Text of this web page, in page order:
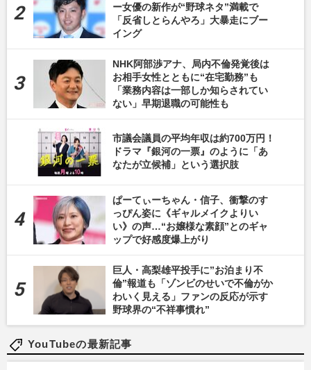
ー女優の新作が“野球ネタ”満載で
「反省しとらんやろ」大暴走にブー
イング
NHK阿部渉アナ、局内不倫発覚後は
お相手女性とともに“在宅勤務”も
「業務内容は一部しか知らされてい
ない」早期退職の可能性も
市議会議員の平均年収は約700万円！
ドラマ『銀河の一票』のように「あ
なたが立候補」という選択肢
ぱーてぃーちゃん・信子、衝撃のす
っぴん姿に《ギャルメイクよりい
い》の声…“お嬢様な素顔”とのギャ
ップで好感度爆上がり
巨人・高梨雄平投手に”お泊まり不
倫”報道も「ゾンビのせいで不倫がか
わいく見える」ファンの反応が示す
野球界の“不祥事慣れ”
YouTubeの最新記事